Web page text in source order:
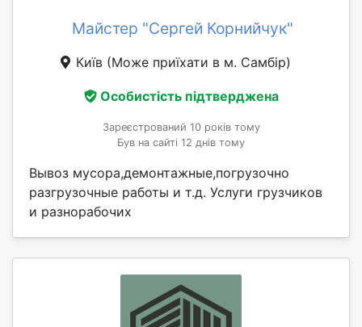
Майстер "Сергей Корнийчук"
Київ (Може приїхати в м. Самбір)
Особистість підтверджена
Зареєстрований 10 років тому
Був на сайті 12 днів тому
Вывоз мусора,демонтажные,погрузочно
разгрузочные работы и т.д. Услуги грузчиков
и разнорабочих